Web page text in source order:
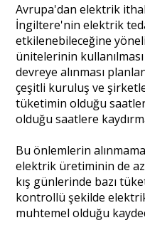
Avrupa'dan elektrik
İngiltere'nin elektrik
etkilenebileceğine
ünitelerinin
devreye alınması
çeşitli kuruluş ve
tüketimin olduğu
olduğu saatlere
Bu önlemlerin
elektrik üretiminin de
kış günlerinde bazı
kontrollü şekilde
muhtemel olduğu